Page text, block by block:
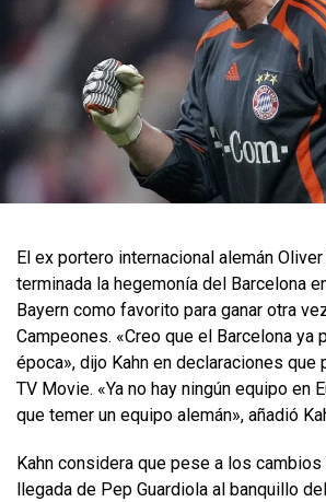
El ex portero internacional alemán
terminada la hegemonía del Barcelona
Bayern como favorito para ganar otra
Campeones. «Creo que el Barcelona ya
época», dijo Kahn en declaraciones que
TV Movie. «Ya no hay ningún equipo en
que temer un equipo alemán», añadió
Kahn considera que pese a los
llegada de Pep Guardiola al banquillo